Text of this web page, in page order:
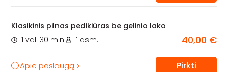
Klasikinis pilnas pedikiūras be gelinio lako
1 val. 30 min.
1 asm. 40,00 €
Apie paslaugą Pirkti